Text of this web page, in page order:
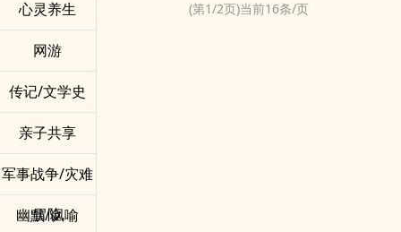
心灵养生
网游
传记/文学史
亲子共享
军事战争/灾难
冒险
幽默/讽喻
「夫人，今日糖葫芦买了两串，老伯说，买一送
(第1/2页)当前16条/页